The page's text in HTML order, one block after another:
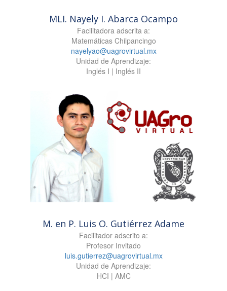
MLI. Nayely I. Abarca Ocampo
Facilitadora adscrita a:
Matemáticas Chilpancingo
nayelyao@uagrovirtual.mx
Unidad de Aprendizaje:
Inglés I | Inglés II
M. en P. Luis O. Gutiérrez Adame
Facilitador adscrito a:
Profesor Invitado
luis.gutierrez@uagrovirtual.mx
Unidad de Aprendizaje:
HCI | AMC